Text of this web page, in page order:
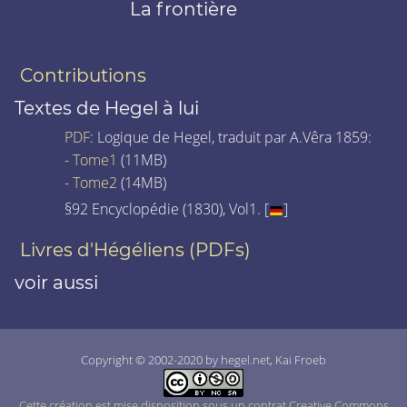
La frontière
Contributions
Textes de Hegel à lui
PDF: Logique de Hegel, traduit par A.Vêra 1859:
-Tome1 (11MB)
-Tome2 (14MB)
§92 Encyclopédie (1830), Vol1. [
]
Livres d'Hégéliens (PDFs)
voir aussi
Copyright © 2002-2020 by hegel.net, Kai Froeb